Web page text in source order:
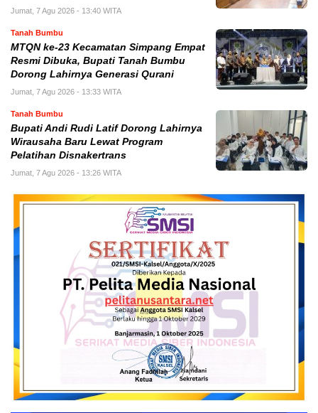
Jumat, 7 Agu 2026 - 13:40 WITA
Tanah Bumbu
MTQN ke-23 Kecamatan Simpang Empat
Resmi Dibuka, Bupati Tanah Bumbu
Dorong Lahirnya Generasi Qurani
Jumat, 7 Agu 2026 - 13:33 WITA
Tanah Bumbu
Bupati Andi Rudi Latif Dorong Lahirnya
Wirausaha Baru Lewat Program
Pelatihan Disnakertrans
Jumat, 7 Agu 2026 - 13:26 WITA